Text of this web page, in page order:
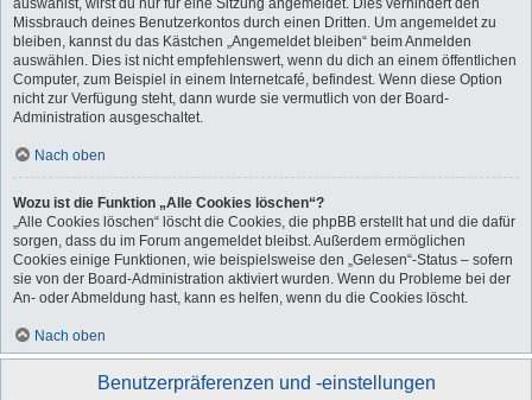
auswählst, wirst du nur für eine Sitzung angemeldet. Dies verhindert den
Missbrauch deines Benutzerkontos durch einen Dritten. Um angemeldet zu
bleiben, kannst du das Kästchen „Angemeldet bleiben“ beim Anmelden
auswählen. Dies ist nicht empfehlenswert, wenn du dich an einem öffentlichen
Computer, zum Beispiel in einem Internetcafé, befindest. Wenn diese Option
nicht zur Verfügung steht, dann wurde sie vermutlich von der Board-
Administration ausgeschaltet.
Nach oben
Wozu ist die Funktion „Alle Cookies löschen“?
„Alle Cookies löschen“ löscht die Cookies, die phpBB erstellt hat und die dafür
sorgen, dass du im Forum angemeldet bleibst. Außerdem ermöglichen
Cookies einige Funktionen, wie beispielsweise den „Gelesen“-Status – sofern
sie von der Board-Administration aktiviert wurden. Wenn du Probleme bei der
An- oder Abmeldung hast, kann es helfen, wenn du die Cookies löscht.
Nach oben
Benutzerpräferenzen und -einstellungen